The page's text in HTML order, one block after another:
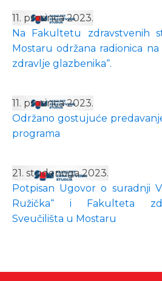
11. prosinca 2023.
Na Fakultetu zdravstvenih
Mostaru održana radionica
zdravlje glazbenika“.
11. prosinca 2023.
Održano gostujuće
programa
21. studenoga 2023.
Potpisan Ugovor o suradnji
Ružička“ i Fakulteta
Sveučilišta u Mostaru